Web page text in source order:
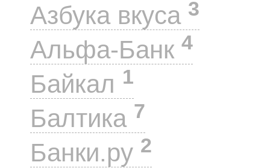
Азбука вкуса 3
Альфа-Банк 4
Байкал 1
Балтика 7
Банки.ру 2